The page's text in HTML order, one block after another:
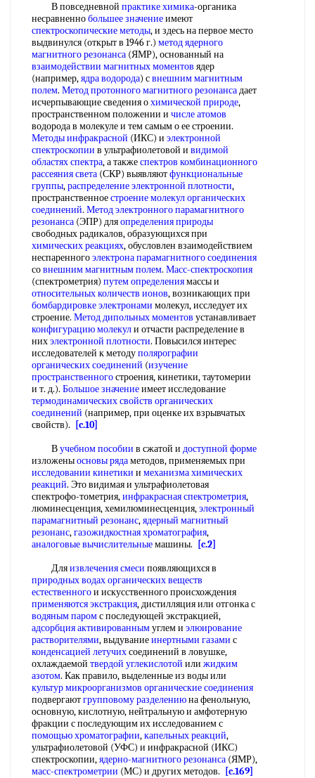
В повседневной практике химика-органика
несравненнобольшее значениеимеют
спектроскопические методы, и здесь на первое место
выдвинулся (открыт в 1946 г.) метод ядерного
магнитного резонанса (ЯМР), основанный на
взаимодействии магнитных моментов ядер
(например,ядра водорода) свнешним магнитным
полем. Метод протонного магнитного резонансадает
исчерпывающие сведения охимической природе,
пространственном положении и числе атомов
водорода в молекуле и тем самым о ее строении.
Методы инфракрасной (ИКС) и электронной
спектроскопии в ультрафиолетовой и видимой
областях спектра, а такжеспектров комбинационного
рассеяния света (СКР) выявляютфункциональные
группы,распределение электронной плотности,
пространственноестроение молекул органических
соединений. Метод электронного парамагнитного
резонанса (ЭПР) дляопределения природы
свободных радикалов, образующихся при
химических реакциях, обусловлен взаимодействием
неспаренногоэлектрона парамагнитного соединения
совнешним магнитным полем. Масс-спектроскопия
(спектрометрия) путем определениямассы и
относительных количеств ионов, возникающих при
бомбардировке электронами молекул, исследует их
строение. Метод дипольных моментов устанавливает
конфигурацию молекули отчасти распределение в
нихэлектронной плотности. Повысился интерес
исследователей к методуполярографии
органических соединений (изучение
пространственногостроения, кинетики, таутомерии
и т. д.). Большое значениеимеет исследование
термодинамических свойств органических
соединений (например, при оценке их взрывчатых
свойств).
[c.10]
Вучебном пособии в сжатой и доступной форме
изложеныосновы рядаметодов, применяемых при
исследовании кинетики и механизма химических
реакций. Это видимая и ультрафиолетовая
спектрофо-тометрия,инфракрасная спектрометрия,
люминесценция, хемилюминесценция,электронный
парамагнитный резонанс,ядерный магнитный
резонанс,газожидкостная хроматография,
аналоговые вычислительныемашины.
[c.2]
Дляизвлечения смеси появляющихся в
природных водах органическихвеществ
естественногои искусственного происхождения
применяются экстракция, дистилляция или отгонка с
водяным паромс последующей экстракцией,
адсорбция активированнымуглем и элюирование
растворителями, выдуваниеинертными газами с
конденсацией летучихсоединений в ловушке,
охлаждаемой твердой углекислотой или жидким
азотом. Как правило, выделенные из воды или
культур микроорганизмов органические соединения
подвергаютгрупповому разделениюна фенольную,
основную, кислотную, нейтральную и амфотерную
фракции с последующим их исследованием с
помощью хроматографии,капельных реакций,
ультрафиолетовой (УФС) и инфракрасной (ИКС)
спектроскопии,ядерно-магнитного резонанса (ЯМР),
масс-спектрометрии (МС) и других методов. [c.169]